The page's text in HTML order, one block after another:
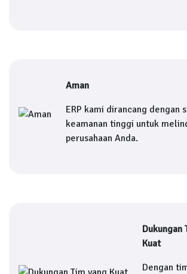
Aman
ERP kami dirancang dengan
keamanan tinggi untuk
perusahaan Anda.
Dukungan
Kuat
Dengan